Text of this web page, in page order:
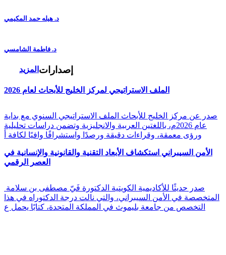
د. هيله حمد المكيمي
د. فاطمة الشامسي
المزيد إصدارات
الملف الاستراتيجي لمركز الخليج للأبحاث لعام 2026
صدر عن مركز الخليج للأبحاث الملف الاستراتيجي السنوي مع بداية
عام 2026م، باللغتين العربية والانجليزية وتضمن دراسات تحليلية
ورؤى معمقة، وقراءات دقيقة ورصدًا واستشرافًا وافيًا لكافة أ
الأمن السيبراني استكشاف الأبعاد التقنية والقانونية والإنسانية في
العصر الرقمي
المتخصصة في الأمن السيبراني، والتي نالت درجة الدكتوراه في هذا
التخصص من جامعة بليموث في المملكة المتحدة، كتابًا يحمل ع